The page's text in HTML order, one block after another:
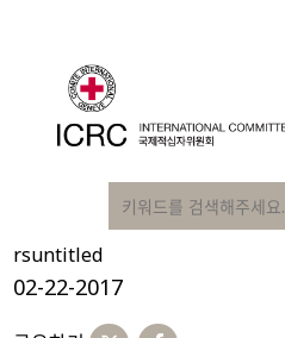
rsuntitled
02-22-2017